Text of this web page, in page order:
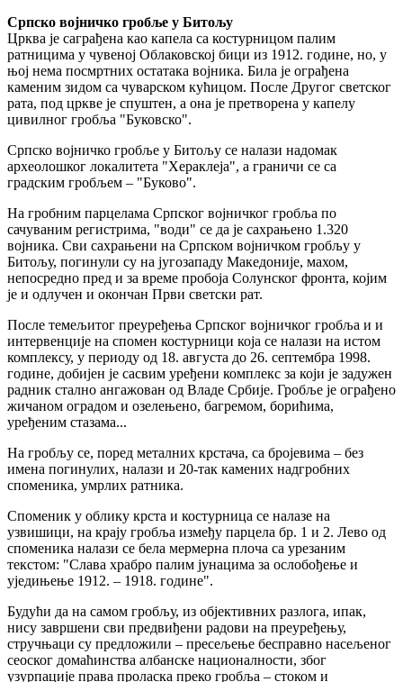
Српско војничко гробље у Битољу
Црква је саграђена као капела са костурницом палим
ратницима у чувеној Облаковској бици из 1912. године, но, у
њој нема посмртних остатака војника. Била је ограђена
каменим зидом са чуварском кућицом. После Другог светског
рата, под цркве је спуштен, а она је претворена у капелу
цивилног гробља "Буковско".
Српско војничко гробље у Битољу се налази надомак
археолошког локалитета "Хераклеја", а граничи се са
градским гробљем – "Буково".
На гробним парцелама Српског војничког гробља по
сачуваним регистрима, "води" се да је сахрањено 1.320
војника. Сви сахрањени на Српском војничком гробљу у
Битољу, погинули су на југозападу Македоније, махом,
непосредно пред и за време пробоја Солунског фронта, којим
је и одлучен и окончан Први светски рат.
После темељитог преуређења Српског војничког гробља и и
интервенције на спомен костурници која се налази на истом
комплексу, у периоду од 18. августа до 26. септембра 1998.
године, добијен је сасвим уређени комплекс за који је задужен
радник стално ангажован од Владе Србије. Гробље је ограђено
жичаном оградом и озелењено, багремом, борићима,
уређеним стазама...
На гробљу се, поред металних крстача, са бројевима – без
имена погинулих, налази и 20-так камених надгробних
споменика, умрлих ратника.
Споменик у облику крста и костурница се налазе на
узвишици, на крају гробља између парцела бр. 1 и 2. Лево од
споменика налази се бела мермерна плоча са урезаним
текстом: "Слава храбро палим јунацима за ослобођење и
уједињење 1912. – 1918. године".
Будући да на самом гробљу, из објективних разлога, ипак,
нису завршени сви предвиђени радови на преуређењу,
стручњаци су предложили – пресељење бесправно насељеног
сеоског домаћинства албанске националности, због
узурпације права проласка преко гробља – стоком и